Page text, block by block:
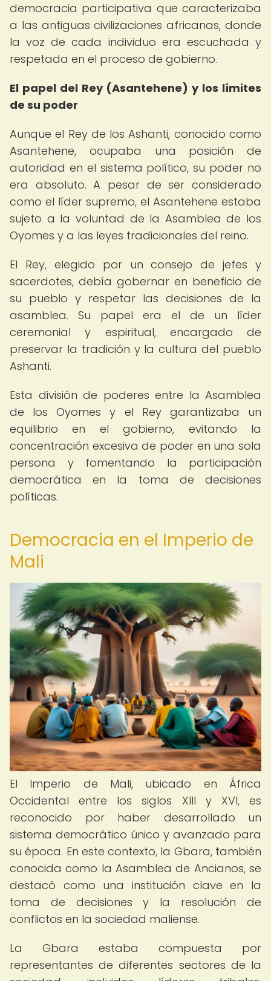
democracia participativa que caracterizaba
a las antiguas civilizaciones africanas, donde
la voz de cada individuo era escuchada y
respetada en el proceso de gobierno.
El papel del Rey (Asantehene) y los límites
de su poder
Aunque el Rey de los Ashanti, conocido como
Asantehene, ocupaba una posición de
autoridad en el sistema político, su poder no
era absoluto. A pesar de ser considerado
como el líder supremo, el Asantehene estaba
sujeto a la voluntad de la Asamblea de los
Oyomes y a las leyes tradicionales del reino.
El Rey, elegido por un consejo de jefes y
sacerdotes, debía gobernar en beneficio de
su pueblo y respetar las decisiones de la
asamblea. Su papel era el de un líder
ceremonial y espiritual, encargado de
preservar la tradición y la cultura del pueblo
Ashanti.
Esta división de poderes entre la Asamblea
de los Oyomes y el Rey garantizaba un
equilibrio en el gobierno, evitando la
concentración excesiva de poder en una sola
persona y fomentando la participación
democrática en la toma de decisiones
políticas.
Democracia en el Imperio de
Mali
El Imperio de Mali, ubicado en África
Occidental entre los siglos XIII y XVI, es
reconocido por haber desarrollado un
sistema democrático único y avanzado para
su época. En este contexto, la Gbara, también
conocida como la Asamblea de Ancianos, se
destacó como una institución clave en la
toma de decisiones y la resolución de
conflictos en la sociedad maliense.
La Gbara estaba compuesta por
representantes de diferentes sectores de la